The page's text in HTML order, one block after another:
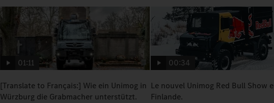
01:11
[Translate to Français:] Wie ein Unimog in
Würzburg die Grabmacher unterstützt.
00:34
Le nouvel Unimog Red Bull Show
Finlande.